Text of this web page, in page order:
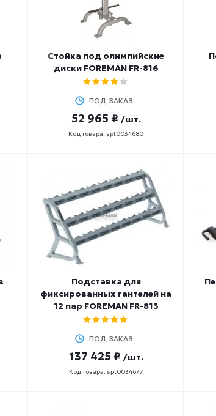
Стойка под олимпийские
диски FOREMAN FR-816
ПОД ЗАКАЗ
52 965 ₽ /шт.
Код товара: spt0034680
Подставка для
фиксированных гантелей на
12 пар FOREMAN FR-813
ПОД ЗАКАЗ
137 425 ₽ /шт.
Код товара: spt0034677